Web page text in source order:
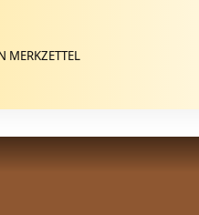
MERKZETTEL